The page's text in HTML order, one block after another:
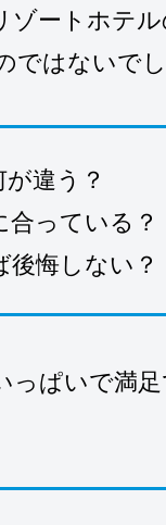
ゾートホテ
ではないで
違う？
合っている？
後悔しない？
っぱいで満